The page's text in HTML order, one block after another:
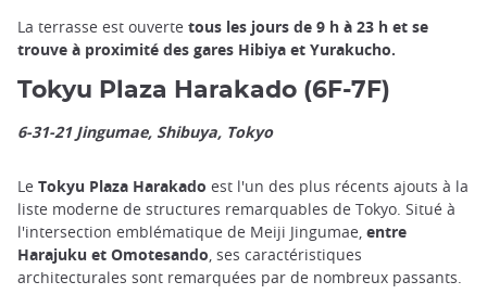
La terrasse est ouverte tous les jours de 9 h à 23 h et se
trouve à proximité des gares Hibiya et Yurakucho.
Tokyu Plaza Harakado (6F-7F)
6-31-21 Jingumae, Shibuya, Tokyo
Le Tokyu Plaza Harakado est l'un des plus récents ajouts à la
liste moderne de structures remarquables de Tokyo. Situé à
l'intersection emblématique de Meiji Jingumae, entre
Harajuku et Omotesando, ses caractéristiques
architecturales sont remarquées par de nombreux passants.